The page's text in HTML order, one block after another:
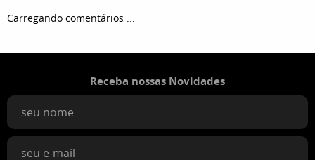
Carregando comentários ...
Receba nossas Novidades